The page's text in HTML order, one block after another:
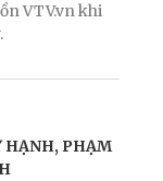
VTV.vn khi
HẠNH, PHẠM